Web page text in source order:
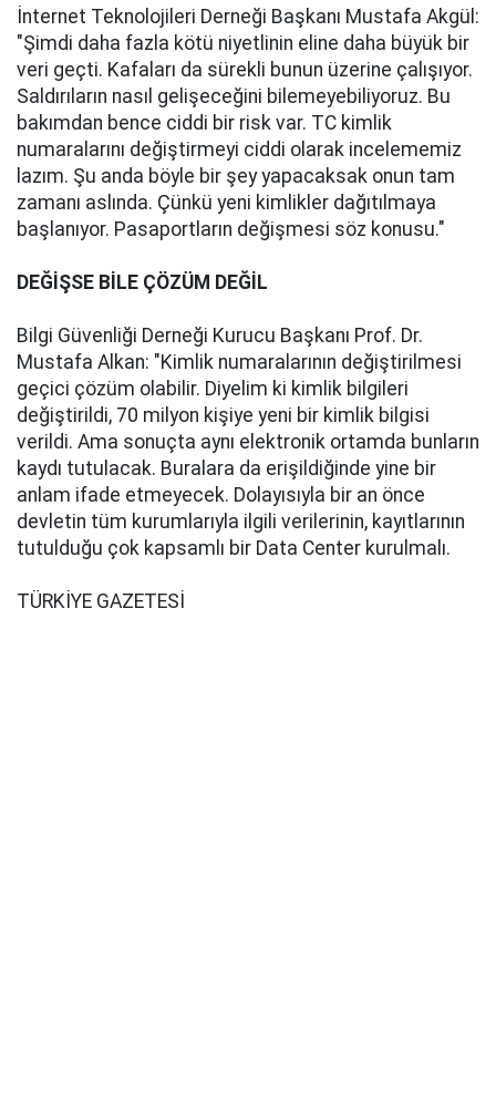
İnternet Teknolojileri Derneği Başkanı Mustafa Akgül:
"Şimdi daha fazla kötü niyetlinin eline daha büyük bir
veri geçti. Kafaları da sürekli bunun üzerine çalışıyor.
Saldırıların nasıl gelişeceğini bilemeyebiliyoruz. Bu
bakımdan bence ciddi bir risk var. TC kimlik
numaralarını değiştirmeyi ciddi olarak incelememiz
lazım. Şu anda böyle bir şey yapacaksak onun tam
zamanı aslında. Çünkü yeni kimlikler dağıtılmaya
başlanıyor. Pasaportların değişmesi söz konusu."
DEĞİŞSE BİLE ÇÖZÜM DEĞİL
Bilgi Güvenliği Derneği Kurucu Başkanı Prof. Dr.
Mustafa Alkan: "Kimlik numaralarının değiştirilmesi
geçici çözüm olabilir. Diyelim ki kimlik bilgileri
değiştirildi, 70 milyon kişiye yeni bir kimlik bilgisi
verildi. Ama sonuçta aynı elektronik ortamda bunların
kaydı tutulacak. Buralara da erişildiğinde yine bir
anlam ifade etmeyecek. Dolayısıyla bir an önce
devletin tüm kurumlarıyla ilgili verilerinin, kayıtlarının
tutulduğu çok kapsamlı bir Data Center kurulmalı.
TÜRKİYE GAZETESİ